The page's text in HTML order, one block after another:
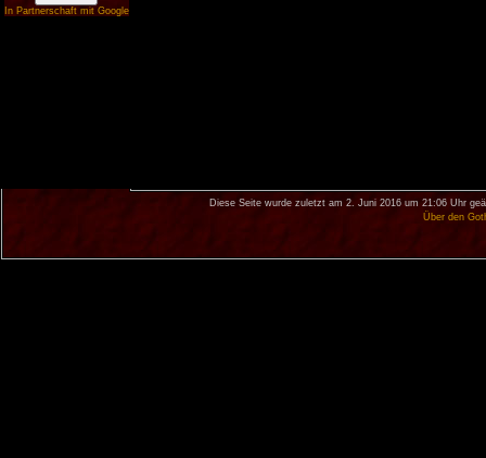
In Partnerschaft mit Google
Diese Seite wurde zuletzt am 2. Juni 2016 um 21:06 Uhr
Über den